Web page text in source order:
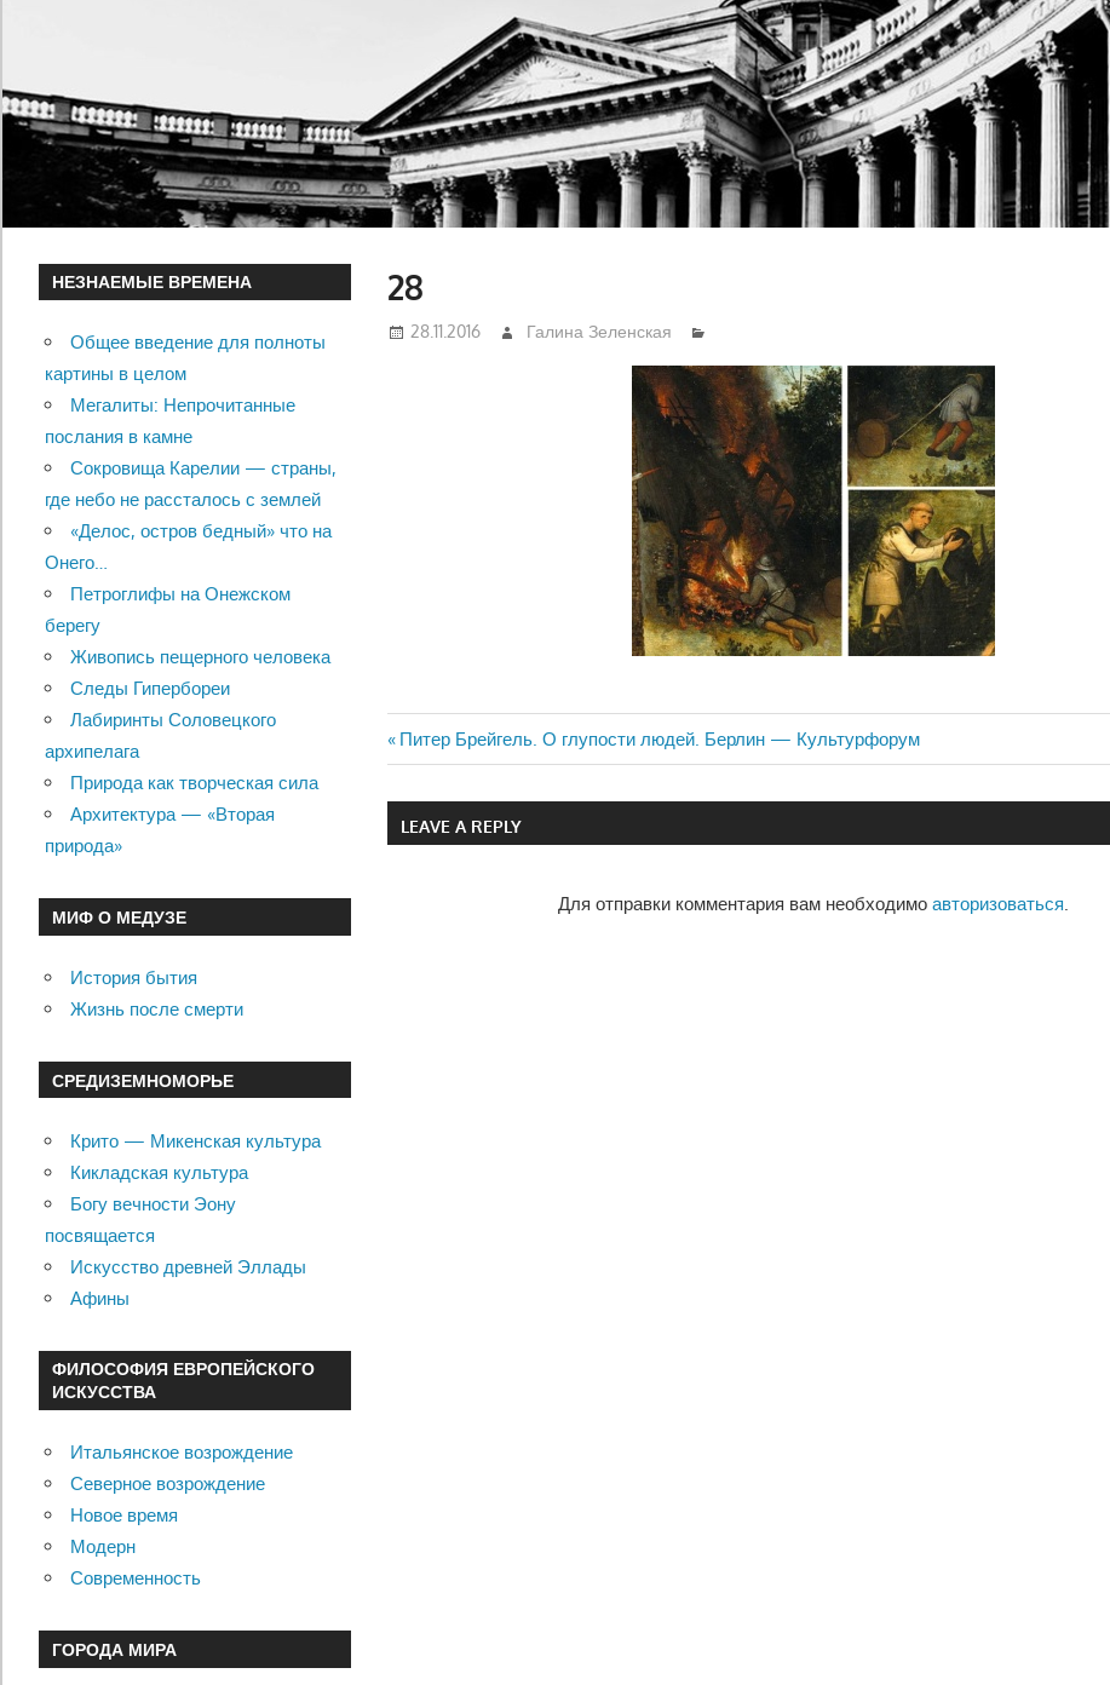
28
28.11.2016 Галина Зеленская
Навигация
по
Previous
Post:
Питер Брейгель. О глупости людей. Берлин — Культурфорум
LEAVE A REPLY
Для отправки комментария вам необходимо авторизоваться.
НЕЗНАЕМЫЕ ВРЕМЕНА
Общее введение для полноты
картины в целом
Мегалиты: Непрочитанные
послания в камне
Сокровища Карелии — страны,
где небо не рассталось с землей
«Делос, остров бедный» что на
Онего…
Петроглифы на Онежском
берегу
Живопись пещерного человека
Следы Гипербореи
Лабиринты Соловецкого
архипелага
Природа как творческая сила
Архитектура — «Вторая
природа»
МИФ О МЕДУЗЕ
История бытия
Жизнь после смерти
СРЕДИЗЕМНОМОРЬЕ
Крито — Микенская культура
Кикладская культура
Богу вечности Эону
посвящается
Искусство древней Эллады
Афины
ФИЛОСОФИЯ ЕВРОПЕЙСКОГО
ИСКУССТВА
Итальянское возрождение
Северное возрождение
Новое время
Модерн
Современность
ГОРОДА МИРА